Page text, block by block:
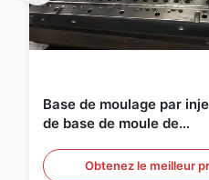
Base de moulage par
de base de moule de
FAMILIER de S136 P20
Obtenez le meilleur